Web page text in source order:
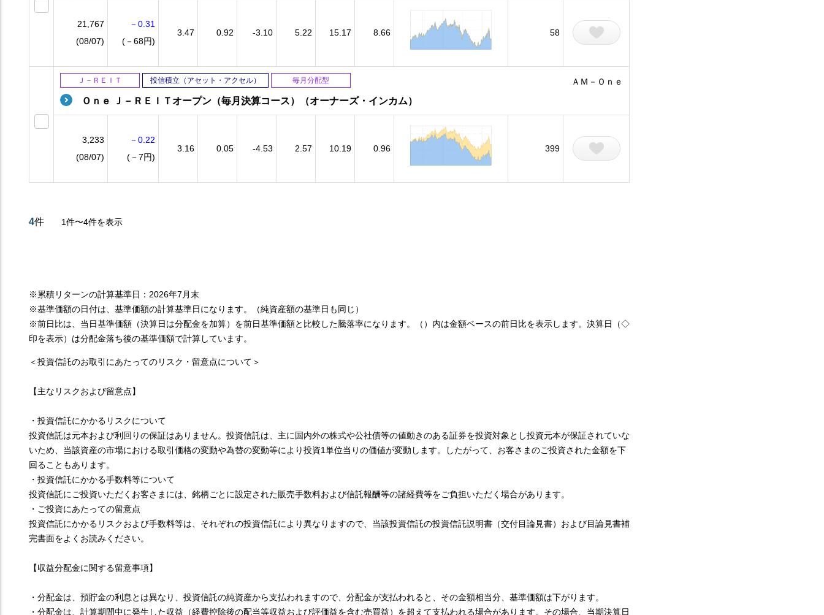
21,767
(08/07)
－0.31
(－68円)
3.47 0.92 -3.10 5.22 15.17 8.66 58
Ｊ－ＲＥＩＴ 投信積立（アセット・アクセル） 毎月分配型 ＡＭ－Ｏｎｅ
Ｏｎｅ Ｊ－ＲＥＩＴオープン（毎月決算コース）（オーナーズ・インカム）
3,233
(08/07)
－0.22
(－7円)
3.16 0.05 -4.53 2.57 10.19 0.96 399
4件 1件〜4件を表示
※累積リターンの計算基準日：2026年7月末
※基準価額の日付は、基準価額の計算基準日になります。（純資産額の基準日も同じ）
※前日比は、当日基準価額（決算日は分配金を加算）を前日基準価額と比較した騰落率になります。（）内は金額ベースの前日比を表示します。決算日（◇
印を表示）は分配金落ち後の基準価額で計算しています。
＜投資信託のお取引にあたってのリスク・留意点について＞
【主なリスクおよび留意点】
・投資信託にかかるリスクについて
投資信託は元本および利回りの保証はありません。投資信託は、主に国内外の株式や公社債等の値動きのある証券を投資対象とし投資元本が保証されていな
いため、当該資産の市場における取引価格の変動や為替の変動等により投資1単位当りの価値が変動します。したがって、お客さまのご投資された金額を下
回ることもあります。
・投資信託にかかる手数料等について
投資信託にご投資いただくお客さまには、銘柄ごとに設定された販売手数料および信託報酬等の諸経費等をご負担いただく場合があります。
・ご投資にあたっての留意点
投資信託にかかるリスクおよび手数料等は、それぞれの投資信託により異なりますので、当該投資信託の投資信託説明書（交付目論見書）および目論見書補
完書面をよくお読みください。
【収益分配金に関する留意事項】
・分配金は、預貯金の利息とは異なり、投資信託の純資産から支払われますので、分配金が支払われると、その金額相当分、基準価額は下がります。
・分配金は、計算期間中に発生した収益（経費控除後の配当等収益および評価益を含む売買益）を超えて支払われる場合があります。その場合、当期決算日